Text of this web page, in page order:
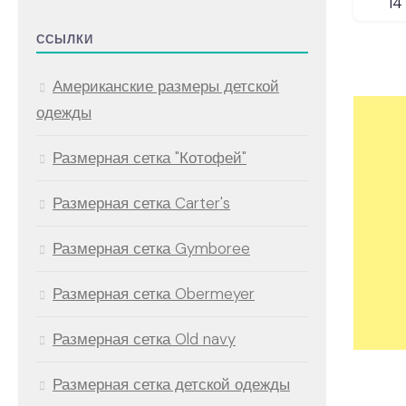
ССЫЛКИ
Американские размеры детской
одежды
Размерная сетка "Котофей"
Размерная сетка Carter's
Размерная сетка Gymboree
Размерная сетка Obermeyer
Размерная сетка Old navy
Размерная сетка детской одежды